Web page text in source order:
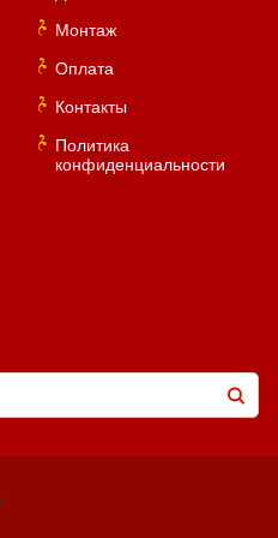
Монтаж
Оплата
Контакты
Политика
конфиденциальности